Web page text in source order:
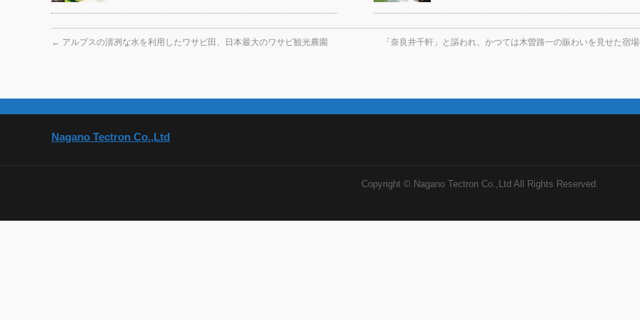
← アルプスの清冽な水を利用したワサビ田、日本最大のワサビ観光農園 「奈良井千軒」と謳われ、かつては木曽路一の賑わいを見せた宿
Nagano Tectron Co.,Ltd
Copyright © Nagano Tectron Co.,Ltd All Rights Reserved.